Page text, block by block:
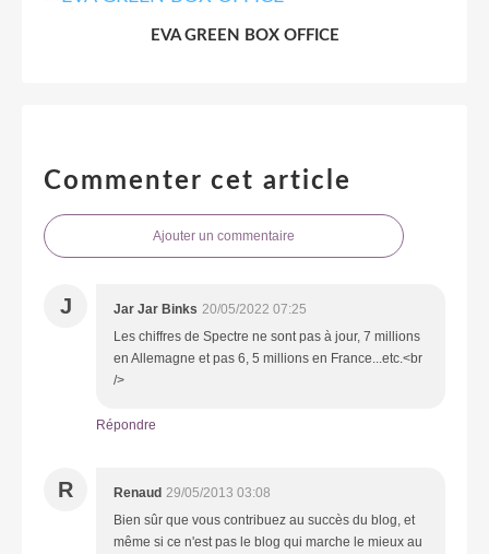
EVA GREEN BOX OFFICE
Commenter cet article
Ajouter un commentaire
J Jar Jar Binks 20/05/2022 07:25
Les chiffres de Spectre ne sont pas à jour, 7 millions
en Allemagne et pas 6, 5 millions en France...etc.<br
/>
Répondre
R Renaud 29/05/2013 03:08
Bien sûr que vous contribuez au succès du blog, et
même si ce n'est pas le blog qui marche le mieux au